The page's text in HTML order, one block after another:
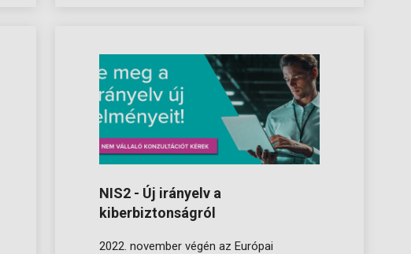
NIS2 - Új irányelv a
kiberbiztonságról
2022. november végén az Európai